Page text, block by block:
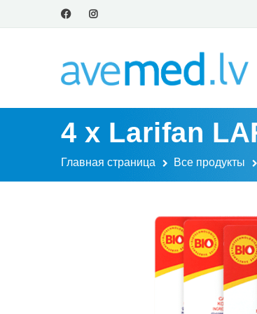
4 x Larifan
Главная страница Все продукты